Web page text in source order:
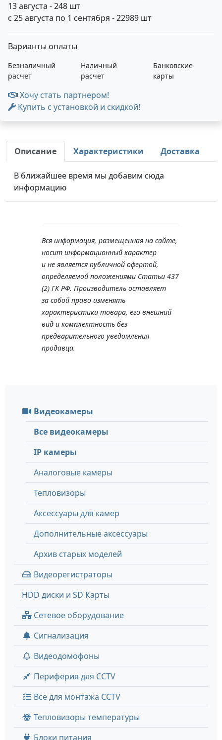
13 августа - 248 шт
с 25 августа по 1 сентября - 22989 шт
Варианты оплаты
Безналичный
расчет
Наличный
расчет
Банковские
карты
Хочу стать партнером!
Купить с установкой и скидкой!
Описание Характеристики Доставка
В ближайшее время мы добавим сюда
информацию
Вся информация, размещенная на сайте,
носит информационный характер
и не является публичной офертой,
определяемой положениями Статьи 437
(2) ГК РФ. Производитель оставляет
за собой право изменять
характеристики товара, его внешний
вид и комплектность без
предварительного уведомления
продавца.
Видеокамеры
Все видеокамеры
IP камеры
Аналоговые камеры
Тепловизоры
Аксессуары для камер
Дополнительные аксессуары
Архив старых моделей
Видеорегистраторы
HDD диски и SD Карты
Сетевое оборудование
Сигнализация
Видеодомофоны
Периферия для CCTV
Все для монтажа CCTV
Тепловизоры температуры
Блоки питания